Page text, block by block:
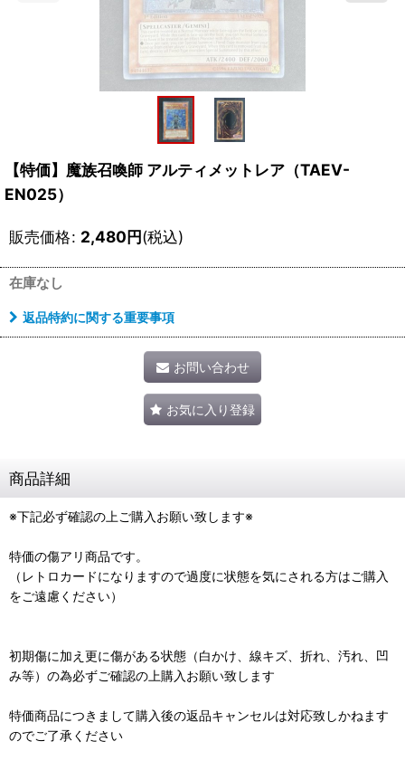
【特価】魔族召喚師 アルティメットレア（TAEV-
EN025）
販売価格: 2,480円(税込)
在庫なし
返品特約に関する重要事項
お問い合わせ
お気に入り登録
商品詳細
※下記必ず確認の上ご購入お願い致します※
特価の傷アリ商品です。
（レトロカードになりますので過度に状態を気にされる方はご購入
をご遠慮ください）
初期傷に加え更に傷がある状態（白かけ、線キズ、折れ、汚れ、凹
み等）の為必ずご確認の上購入お願い致します
特価商品につきまして購入後の返品キャンセルは対応致しかねます
のでご了承ください